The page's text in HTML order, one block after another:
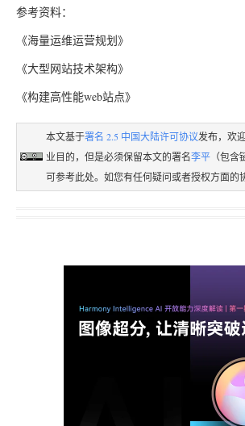
参考资料：
《海量运维运营规划》
《大型网站技术架构》
《构建高性能web站点》
本文基于署名 2.5 中国大陆许可协议发布，欢
业目的，但是必须保留本文的署名李平 （包
可参考此处。如您有任何疑问或者授权方面的